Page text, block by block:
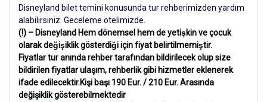
Disneyland bilet temini konusunda tur rehberimizden yardım
alabilirsiniz. Geceleme otelimizde.
(!) – Disneyland Hem dönemsel hem de yetişkin ve çocuk
olarak değişiklik gösterdiği için fiyat belirtilmemiştir.
Fiyatlar tur anında rehber tarafından bildirilecek olup size
bildirilen fiyatlar ulaşım, rehberlik gibi hizmetler eklenerek
ifade edilecektir.Kişi başı 190 Eur. / 210 Eur. Arasında
değişiklik gösterebilmektedir